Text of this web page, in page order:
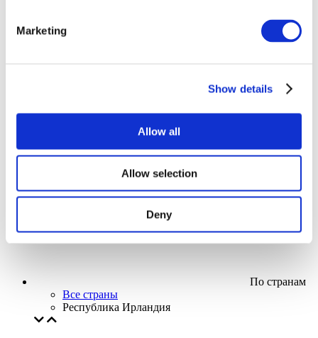
Marketing
Show details
Allow all
Allow selection
Deny
Творческий вечер
Наше спецпредложение
Применить
По странам
Все страны
Республика Ирландия